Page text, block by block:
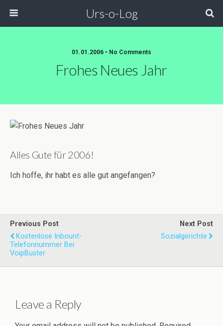
Urs-o-Log
01.01.2006 • No Comments
Frohes Neues Jahr
Alles Gute für 2006!
Ich hoffe, ihr habt es alle gut angefangen?
Previous Post
Kostenlose Inbount-
Telefonnummer Bei
VoipBuster
Next Post
Sozialgerichte
Leave a Reply